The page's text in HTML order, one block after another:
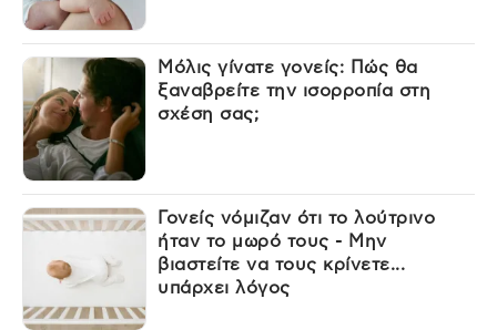
Μόλις γίνατε γονείς: Πώς θα
ξαναβρείτε την ισορροπία στη
σχέση σας;
Γονείς νόμιζαν ότι το λούτρινο
ήταν το μωρό τους - Μην
βιαστείτε να τους κρίνετε...
υπάρχει λόγος